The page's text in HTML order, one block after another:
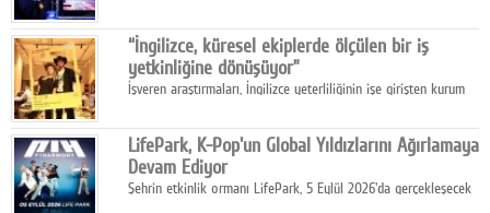
yaz etkinlikleri kapsamında uluslararası yıldızları ağırlamaya
devam ediyor
“İngilizce, küresel ekiplerde ölçülen bir iş
yetkinliğine dönüşüyor”
İşveren araştırmaları, İngilizce yeterliliğinin işe girişten kurum
gösteriyor.
LifePark, K-Pop'un Global Yıldızlarını Ağırlamaya
Devam Ediyor
Şehrin etkinlik ormanı LifePark, 5 Eylül 2026'da gerçekleşecek